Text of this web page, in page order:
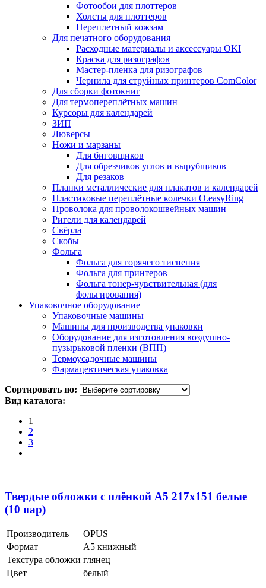
Фотообои для плоттеров
Холсты для плоттеров
Переплетный кожзам
Для печатного оборудования
Расходные материалы и аксессуары OKI
Краска для ризографов
Мастер-пленка для ризографов
Чернила для струйных принтеров ComColor
Для сборки фотокниг
Для термопереплётных машин
Курсоры для календарей
ЗИП
Люверсы
Ножи и марзаны
Для биговщиков
Для обрезчиков углов и вырубщиков
Для резаков
Планки металлические для плакатов и календарей
Пластиковые переплётные колечки O.easyRing
Проволока для проволокошвейных машин
Ригели для календарей
Свёрла
Скобы
Фольга
Фольга для горячего тиснения
Фольга для принтеров
Фольга тонер-чувствительная (для
фольгирования)
Упаковочное оборудование
Упаковочные машины
Машины для производства упаковки
Оборудование для изготовления воздушно-
пузырьковой пленки (ВПП)
Термоусадочные машины
Фармацевтическая упаковка
Сортировать по:
Вид каталога:
1
2
3
Твердые обложки с плёнкой А5 217x151 белые
(10 пар)
Производитель
OPUS
Формат
А5 книжный
Текстура обложки глянец
Цвет
белый